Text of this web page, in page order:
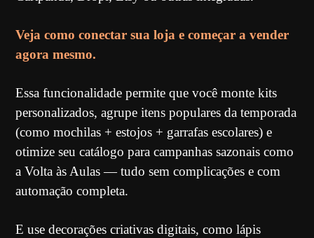
Veja como conectar sua loja e começar a vender
agora mesmo.
Essa funcionalidade permite que você monte kits
personalizados, agrupe itens populares da temporada
(como mochilas + estojos + garrafas escolares) e
otimize seu catálogo para campanhas sazonais como
a Volta às Aulas — tudo sem complicações e com
automação completa.
E use decorações criativas digitais, como lápis